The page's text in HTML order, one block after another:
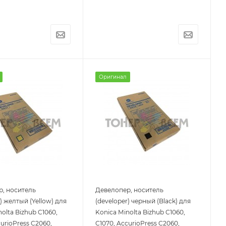
носитель
желтый (Yellow) для
Bizhub C1060,
C2060,
Оригинал
Девелопер, носитель
(developer) черный (Black) для
Konica Minolta Bizhub C1060,
C1070, AccurioPress C2060,